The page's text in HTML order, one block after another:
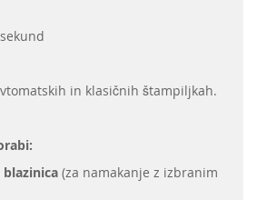
in klasičnih štampiljkah.
blazinica (za namakanje z izbranim